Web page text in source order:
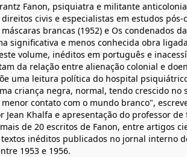
Fanon, psiquiatra e militante
civis e especialistas em estudos pós-
brancas (1952) e Os condenados
significativa e menos conhecida obra
volume, inéditos em português e
da relação entre alienação colonial e
uma leitura política do hospital
criança negra, normal, tendo crescido no
contato com o mundo branco",
Jean Khalfa e apresentação do professor de
de 20 escritos de Fanon, entre artigos
inéditos publicados no jornal interno
1953 e 1956.